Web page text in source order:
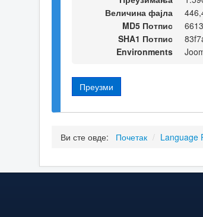
Величина фајла
MD5 Потпис
SHA1 Потпис
Environments
Преузми
Ви сте овде: Почетак / Language